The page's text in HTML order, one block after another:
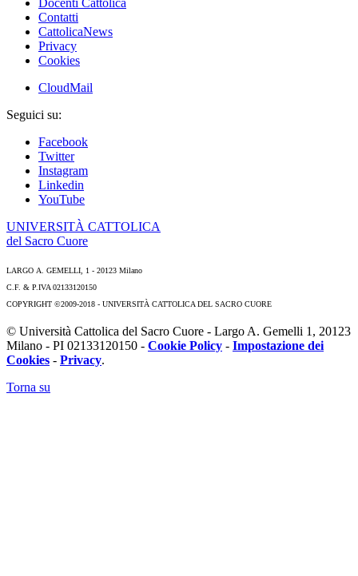
Contatti
CattolicaNews
Privacy
Cookies
CloudMail
Seguici su:
Facebook
Twitter
Instagram
Linkedin
YouTube
UNIVERSITÀ CATTOLICA
del Sacro Cuore
LARGO A. GEMELLI, 1 - 20123 Milano
C.F. & P.IVA 02133120150
COPYRIGHT ©2009-2018 - UNIVERSITÀ CATTOLICA DEL SACRO CUORE
© Università Cattolica del Sacro Cuore - Largo A. Gemelli 1, 20123
Milano - PI 02133120150 - Cookie Policy - Impostazione dei
Cookies - Privacy.
Torna su